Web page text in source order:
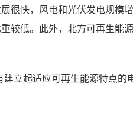
很快，风电和光伏发电规模增
较低。此外，北方可再生能
立起适应可再生能源特点的